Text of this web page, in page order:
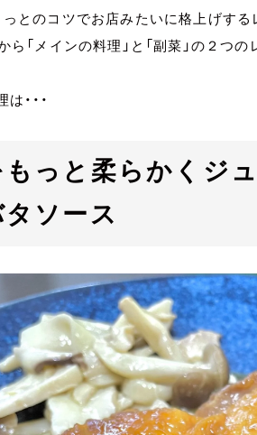
っとのコツでお店みたいに格上げす
ら「メインの料理」と「副菜」の２つ
・・・
っと柔らかくジ
ソース